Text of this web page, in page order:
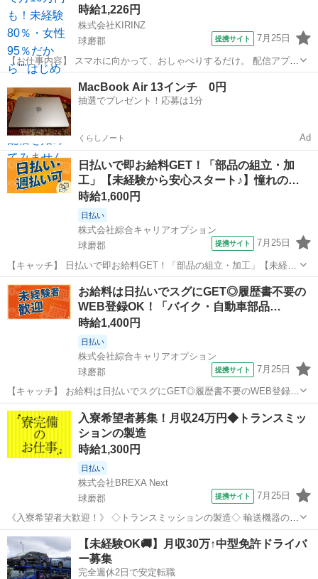
時給1,226円
株式会社KIRINZ
球磨郡
提携サイト 7月25日
【お仕事内容】 スマホに向かって、おしゃべりするだけ。 配信アプリ
（17LIVE／Pococha／IRIAM など）でライブ配信するお仕事です。
——————————— 配信内容はぜんぶ自由
——————————— ・今日...
イベントスタッフ
MacBook Air 13インチ 0円
抽選でプレゼント！応募は1分
くらしノート Ad
日払いで即お給料GET！「部品の組立・加
工」【未経験から安心スタート♪】憧れの…
時給1,600円
日払い
株式会社綜合キャリアオプション
球磨郡
提携サイト 7月25日
【キャッチ】 日払いで即お給料GET！「部品の組立・加工」【未経験
から安心スタート♪】憧れの高収入Work！！程よい残業でお小遣い稼
ぎ♪高時給1600円！ 【コメント】 弊社なら事前の職場見学が多数！お
仕事安心スタート★★...
熊本 球磨郡 工場
お給料は日払いでスグにGET◎履歴書不要の
WEB登録OK！「バイク・自動車部品…
時給1,400円
日払い
株式会社綜合キャリアオプション
球磨郡
提携サイト 7月25日
【キャッチ】 お給料は日払いでスグにGET◎履歴書不要のWEB登録
OK！「バイク・自動車部品の組立・加工」高時給1400円！一武周辺！
20代～40代のスタッフが多数活躍中★ 【コメント】 製造のお仕事を
お探しの方必見！ ...
熊本 球磨郡 工場
入寮希望者募集！月収24万円◆トランスミッ
ションの製造
時給1,300円
日払い
株式会社BREXA Next
球磨郡
提携サイト 7月25日
《入寮希望者大歓迎！》 ◇トランスミッションの製造◇ 輸送機器の部
品の製造工場になります。 【作業内容】 ・機械操作のマシンオペレー
ター ・その他付随作業 ※試用期間(2週間)時給変動なし 【月収例】24
万～26万円...
熊本 球磨郡 工場
【未経験OK🚚】月収30万↑中型免許ドライバ
ー募集
完全週休2日で安定転職